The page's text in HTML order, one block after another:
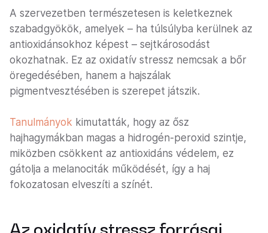
A szervezetben természetesen is keletkeznek
szabadgyökök, amelyek – ha túlsúlyba kerülnek az
antioxidánsokhoz képest – sejtkárosodást
okozhatnak. Ez az oxidatív stressz nemcsak a bőr
öregedésében, hanem a hajszálak
pigmentvesztésében is szerepet játszik.
Tanulmányok kimutatták, hogy az ősz
hajhagymákban magas a hidrogén-peroxid szintje,
miközben csökkent az antioxidáns védelem, ez
gátolja a melanociták működését, így a haj
fokozatosan elveszíti a színét.